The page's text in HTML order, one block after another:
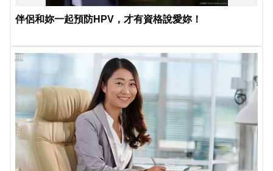
伴侶和妳一起預防HPV，才有資格說愛妳！
PR